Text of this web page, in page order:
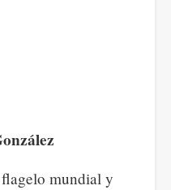
mundial y